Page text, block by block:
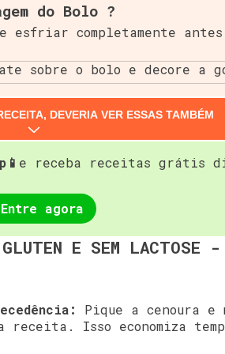
do Bolo ?
completamente antes
sobre o bolo e decore a
DEVERIA VER ESSAS TAMBÉM
e receba receitas grátis
Entre agora
E SEM LACTOSE
Pique a cenoura e
receita. Isso economiza